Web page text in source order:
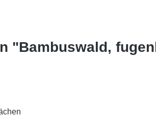
"Bambuswald,